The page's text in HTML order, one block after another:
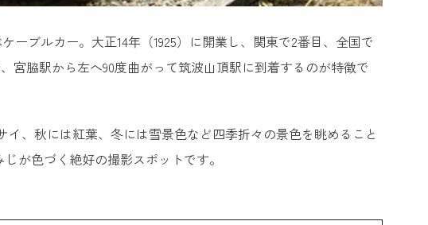
ーブルカー。大正14年（1925）に開業し、関東で2番目、全国で
宮脇駅から左へ90度曲がって筑波山頂駅に到着するのが特徴で
、秋には紅葉、冬には雪景色など四季折々の景色を眺めること
が色づく絶好の撮影スポットです。